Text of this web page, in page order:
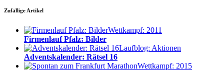
Zufällige Artikel
Wettkampf: 2011
Firmenlauf Pfalz: Bilder
Laufblog: Aktionen
Adventskalender: Rätsel 16
Wettkampf: 2015